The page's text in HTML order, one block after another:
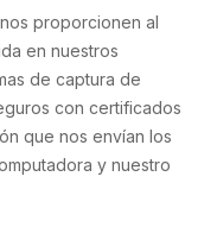
proporcionen al
en nuestros
de captura de
con certificados
que nos envían los
y nuestro